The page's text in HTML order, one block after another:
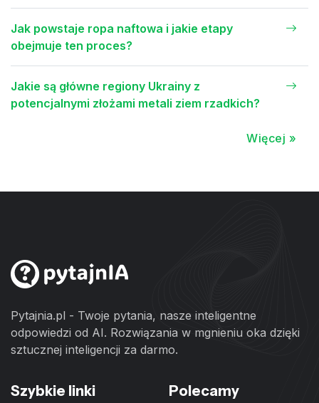
Jak powstaje ropa naftowa i jakie etapy
obejmuje ten proces?
Jakie są główne regiony Ukrainy z
potencjalnymi złożami metali ziem rzadkich?
Więcej »
Pytajnia.pl - Twoje pytania, nasze inteligentne
odpowiedzi od AI. Rozwiązania w mgnieniu oka dzięki
sztucznej inteligencji za darmo.
Szybkie linki Polecamy